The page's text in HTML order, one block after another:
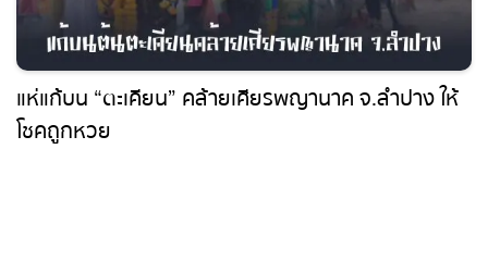
แห่แก้บน “ตะเคียน” คล้ายเศียรพญานาค จ.ลำปาง
ให้โชคถูกหวย